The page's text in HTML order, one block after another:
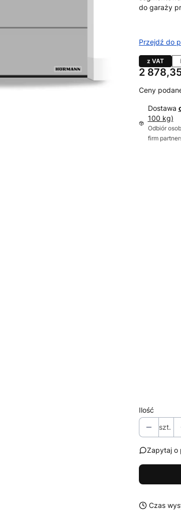
do garaży
Przejdź do
z VAT
Cena
2
Ceny
Dostawa
100 kg)
Odbiór
firm
Ilość
szt.
Zapytaj o
Czas